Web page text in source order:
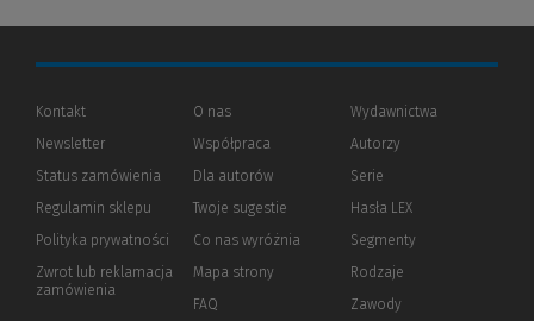
Kontakt
Newsletter
Status zamówienia
Regulamin sklepu
Polityka prywatności (Nowe
(Link
innej
Zwrot lub reklamacja
zamówienia
O nas
Współpraca
Dla autorów(Nowe
(Link
innej
strony)
Twoje sugestie
Co nas wyróżnia
Mapa strony
FAQ
Wydawnictwa
Autorzy
Serie
Hasła LEX
Segmenty
Rodzaje
Zawody